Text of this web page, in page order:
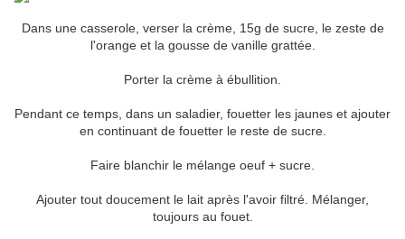
Dans une casserole, verser la crème, 15g de sucre, le zeste de
l'orange et la gousse de vanille grattée.
Porter la crème à ébullition.
Pendant ce temps, dans un saladier, fouetter les jaunes et ajouter
en continuant de fouetter le reste de sucre.
Faire blanchir le mélange oeuf + sucre.
Ajouter tout doucement le lait après l'avoir filtré. Mélanger,
toujours au fouet.